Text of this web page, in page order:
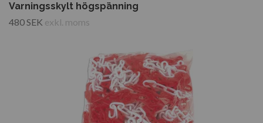
Varningsskylt högspänning
480 SEK exkl. moms